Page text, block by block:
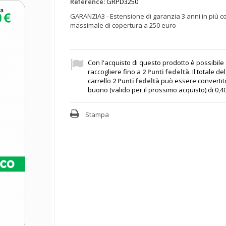
GARANZIA3 - Estensione di garanzia 3 anni in più
massimale di copertura a 250 euro
Con l'acquisto di questo prodotto è possibile
raccogliere fino a 2 Punti fedeltà. Il totale
carrello 2 Punti fedeltà può essere
buono (valido per il prossimo acquisto) di
Stampa